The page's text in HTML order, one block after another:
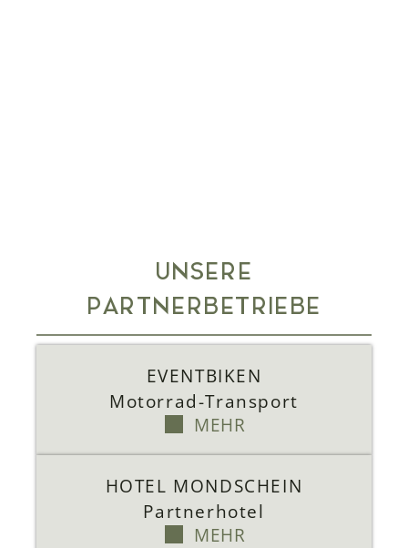
UNSERE
PARTNERBETRIEBE
EVENTBIKEN
Motorrad-Transport
MEHR
HOTEL MONDSCHEIN
Partnerhotel
MEHR